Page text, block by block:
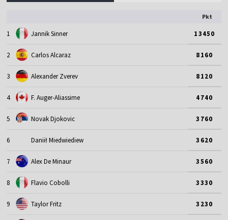
Pkt
1 Jannik Sinner 13450
2 Carlos Alcaraz 8160
3 Alexander Zverev 8120
4 F. Auger-Aliassime 4740
5 Novak Djokovic 3760
6 Daniił Miedwiediew 3620
7 Alex De Minaur 3560
8 Flavio Cobolli 3330
9 Taylor Fritz 3230